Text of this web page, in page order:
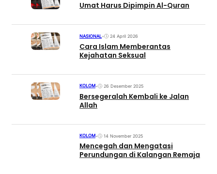
Umat Harus Dipimpin Al-Quran
NASIONAL• 24 April 2026
Cara Islam Memberantas
Kejahatan Seksual
KOLOM• 26 Desember 2025
Bersegeralah Kembali ke Jalan
Allah
KOLOM• 14 November 2025
Mencegah dan Mengatasi
Perundungan di Kalangan Remaja